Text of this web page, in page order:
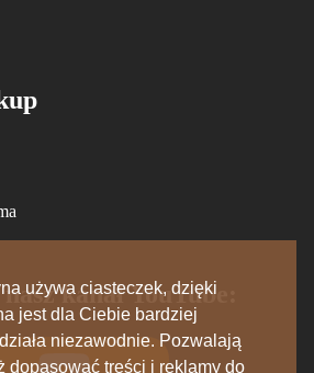
kanał YouTube:
używa ciasteczek, dzięki
jest dla Ciebie bardziej
niezawodnie. Pozwalają
dopasować treści i reklamy do